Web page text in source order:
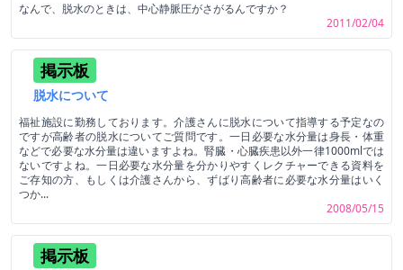
なんで、脱水のときは、中心静脈圧がさがるんですか？
2011/02/04
掲示板
脱水について
福祉施設に勤務しております。介護さんに脱水について指導する予定なの
ですが高齢者の脱水についてご質問です。一日必要な水分量は身長・体重
などで必要な水分量は違いますよね。腎臓・心臓疾患以外一律1000mlでは
ないですよね。一日必要な水分量を分かりやすくレクチャーできる資料を
ご存知の方、もしくは介護さんから、ずばり高齢者に必要な水分量はいく
つか...
2008/05/15
掲示板